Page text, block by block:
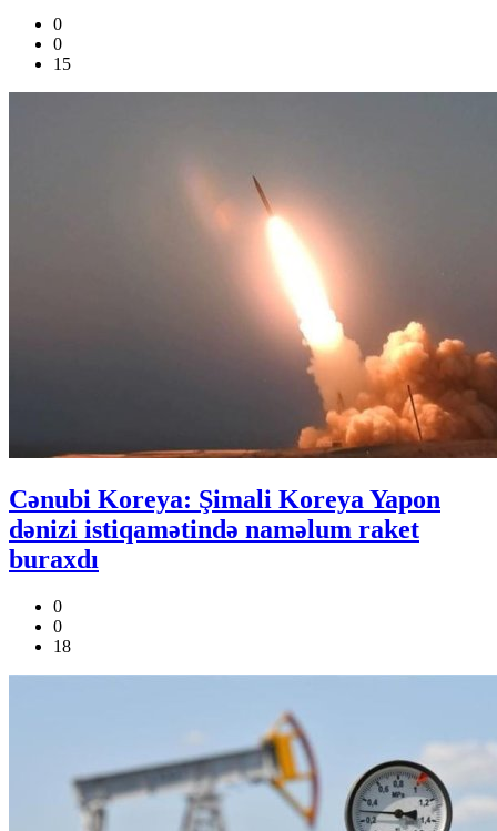
0
0
15
Cənubi Koreya: Şimali Koreya Yapon
dənizi istiqamətində naməlum raket
buraxdı
0
0
18